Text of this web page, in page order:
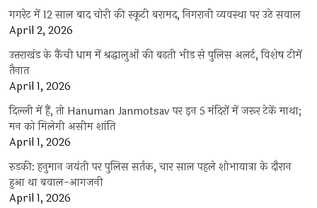
गगरेट में 12 साल बाद चोरी की स्कूटी बरामद, निगरानी व्यवस्था पर उठे सवाल
April 2, 2026
उत्तराखंड के कैंची धाम में श्रद्धालुओं की बढ़ती भीड़ से पुलिस अलर्ट, विशेष टीमें
तैनात
April 1, 2026
दिल्ली में हैं, तो Hanuman Janmotsav पर इन 5 मंदिरों में जरूर टेकें माथा;
मन को मिलेगी असीम शांति
April 1, 2026
रुड़की: हनुमान जयंती पर पुलिस सर्तक, चार साल पहले शोभायात्रा के दौरान
हुआ था बवाल-आगजनी
April 1, 2026